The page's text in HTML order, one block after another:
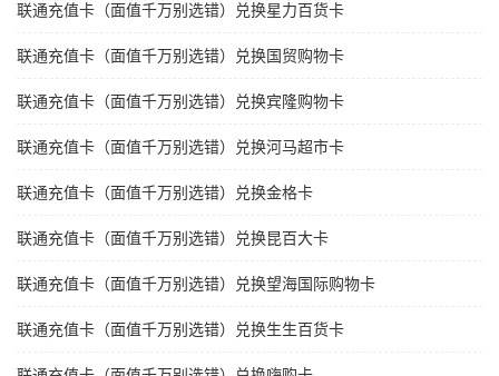
联通充值卡（面值千万别选错）兑换星力百货卡
联通充值卡（面值千万别选错）兑换国贸购物卡
联通充值卡（面值千万别选错）兑换宾隆购物卡
联通充值卡（面值千万别选错）兑换河马超市卡
联通充值卡（面值千万别选错）兑换金格卡
联通充值卡（面值千万别选错）兑换昆百大卡
联通充值卡（面值千万别选错）兑换望海国际购物卡
联通充值卡（面值千万别选错）兑换生生百货卡